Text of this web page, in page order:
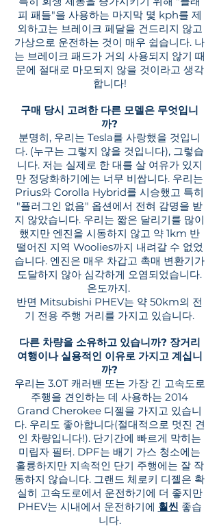
피 패들"을 사용하는 마지막 몇 kph를 제
외하고는 브레이크 페달을 건드리지 않고
가상으로 운전하는 것이 매우 쉽습니다. 나
는 브레이크 패드가 거의 사용되지 않기 때
문에 절대로 마모되지 않을 것이라고 생각
합니다!
구매 당시 고려한 다른 모델은 무엇입니
까?
분명히, 우리는 Tesla를 사랑했을 것입니
다. (누구는 그렇지 않을 것입니다), 그렇습
니다. 저는 실제로 한 대를 살 여유가 있지
만 정당화하기에는 너무 비쌉니다. 우리는
Prius와 Corolla Hybrid를 시승했고 특히
"플러그인 없음" 옵션에서 전혀 감명을 받
지 않았습니다. 우리는 짧은 달리기를 많이
했지만 엔진을 시동하지 않고 약 1km 반
떨어진 지역 Woolies까지 내려갈 수 없었
습니다. 엔진은 매우 차갑고 촉매 변환기가
도달하지 않아 심각하게 오염되었습니다.
온도까지.
반면 Mitsubishi PHEV는 약 50km의 전
기 전용 주행 거리를 가지고 있습니다.
다른 차량을 소유하고 있습니까? 장거리
여행이나 실용적인 이유로 가지고 계십니
까?
우리는 3.0T 캐러밴 또는 가장 긴 고속도로
주행을 견인하는 데 사용하는 2014
Grand Cherokee 디젤을 가지고 있습니
다. 우리도 좋아합니다(절대적으로 멋진 견
인 차량입니다!). 단기간에 빠르게 막히는
미립자 필터. DPF는 배기 가스 청소에는
훌륭하지만 지속적인 단기 주행에는 잘 작
동하지 않습니다. 그랜드 체로키 디젤은 확
실히 고속도로에서 운전하기에 더 좋지만
PHEV는 시내에서 운전하기에 훨씬 좋습
니다.